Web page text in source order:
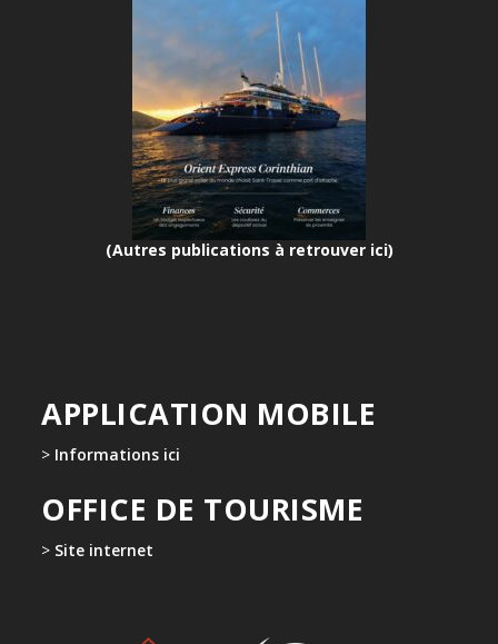
(Autres publications à retrouver ici)
APPLICATION MOBILE
> Informations ici
OFFICE DE TOURISME
> Site internet